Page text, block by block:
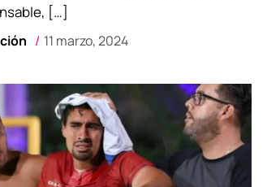
11 marzo, 2024
[…]